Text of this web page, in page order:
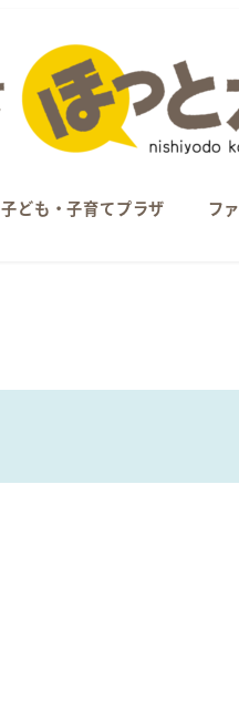
子ども・子育てプラザ フ